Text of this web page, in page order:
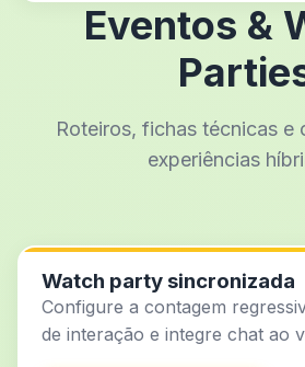
Eventos &
Roteiros, fichas técnicas e
experiências
Watch party sincronizada
Configure a contagem
de interação e integre chat ao